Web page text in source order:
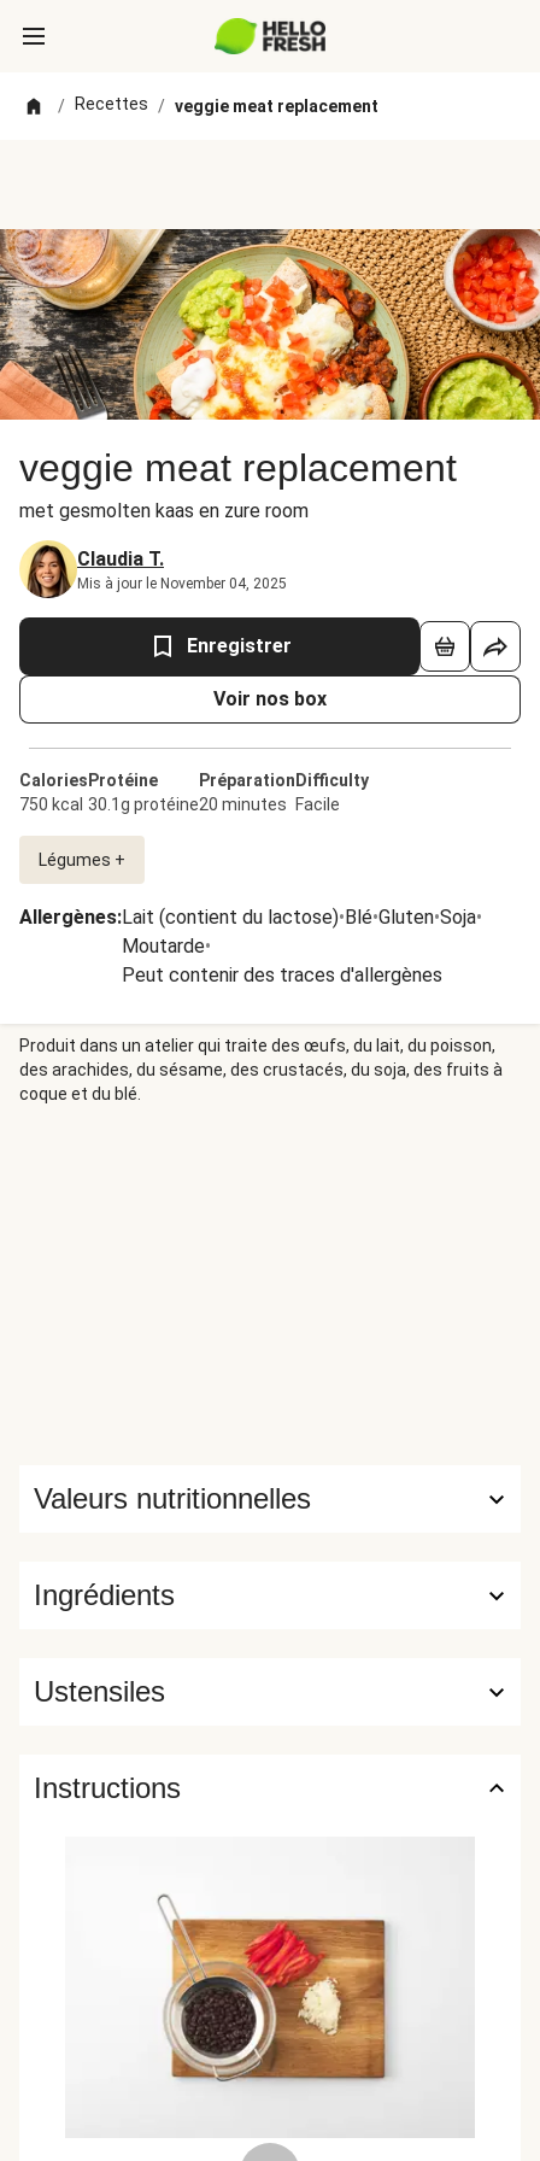
/ Recettes / veggie meat replacement
veggie meat replacement
met gesmolten kaas en zure room
Claudia T.
Mis à jour le November 04, 2025
Enregistrer
Voir nos box
Calories
750 kcal
Protéine
30.1g protéine
Préparation
20 minutes
Difficulty
Facile
Légumes +
Allergènes:Lait (contient du lactose)•Blé•Gluten•Soja•
Moutarde•
Peut contenir des traces d'allergènes
Produit dans un atelier qui traite des œufs, du lait, du poisson,
des arachides, du sésame, des crustacés, du soja, des fruits à
coque et du blé.
Ingrédients
Valeurs nutritionnelles
Ustensiles
Instructions